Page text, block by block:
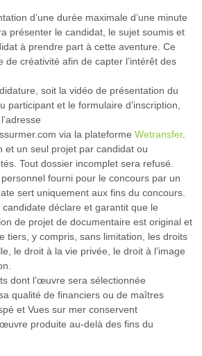
d’une durée maximale d’une minute
présenter le candidat, le sujet soumis et
à prendre part à cette aventure. Ce
de créativité afin de capter l’intérêt des
soit la vidéo de présentation du
participant et le formulaire d’inscription,
via la plateforme Wetransfer.
et un seul projet par candidat ou
Tout dossier incomplet sera refusé.
fourni pour le concours par un
sert uniquement aux fins du concours.
déclare et garantit que le
de projet de documentaire est original et
tiers, y compris, sans limitation, les droits
le droit à la vie privée, le droit à l’image
dont l’œuvre sera sélectionnée
qualité de financiers ou de maîtres
et Vues sur mer conservent
produite au-delà des fins du